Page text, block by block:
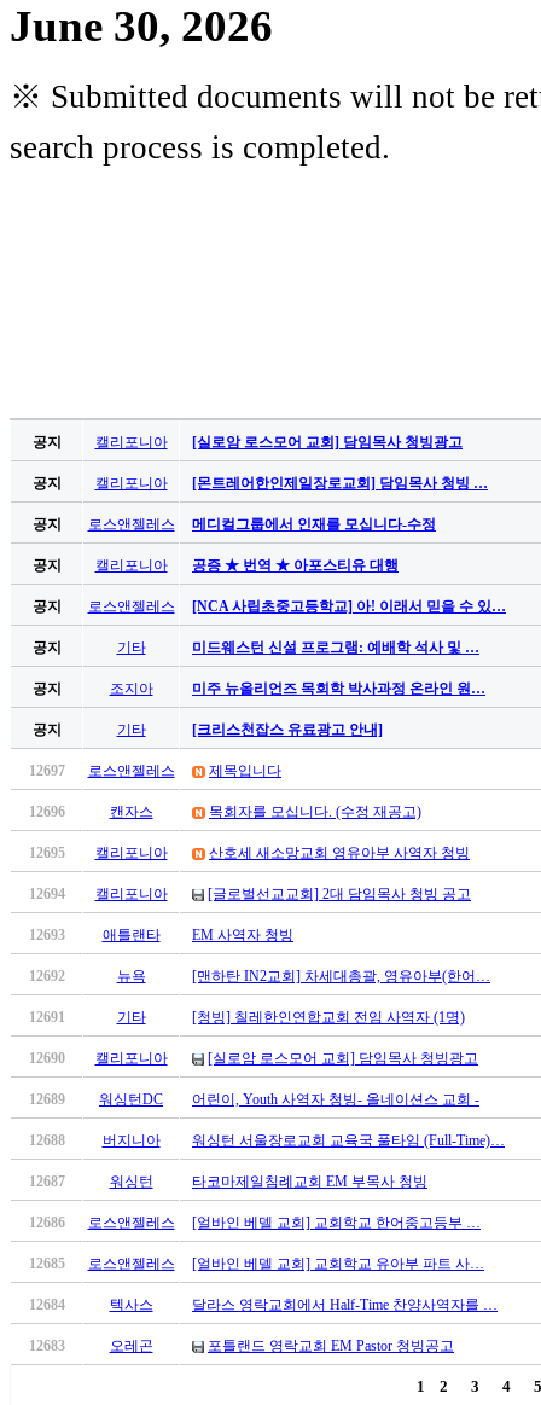
June 30, 2026
※ Submitted documents will not be
search process is completed.
공지 캘리포니아 [실로암 로스모어 교회] 담임목사 청빙광고
공지 캘리포니아 [몬트레어한인제일장로교회] 담임목사 청빙 …
공지 로스앤젤레스 메디컬그룹에서 인재를 모십니다-수정
공지 캘리포니아 공증 ★ 번역 ★ 아포스티유 대행
공지 로스앤젤레스 [NCA 사립초중고등학교] 아! 이래서 믿을 수 있…
공지 기타 미드웨스턴 신설 프로그램: 예배학 석사 및 …
공지 조지아 미주 뉴올리언즈 목회학 박사과정 온라인 원…
공지 기타 [크리스천잡스 유료광고 안내]
12697 로스앤젤레스 제목입니다
12696 캔자스 목회자를 모십니다. (수정 재공고)
12695 캘리포니아 산호세 새소망교회 영유아부 사역자 청빙
12694 캘리포니아 [글로벌선교교회] 2대 담임목사 청빙 공고
12693 애틀랜타 EM 사역자 청빙
12692 뉴욕 [맨하탄 IN2교회] 차세대총괄, 영유아부(한어…
12691 기타 [청빙] 칠레한인연합교회 전임 사역자 (1명)
12690 캘리포니아 [실로암 로스모어 교회] 담임목사 청빙광고
12689 워싱턴DC 어린이, Youth 사역자 청빙- 올네이션스 교회 -
12688 버지니아 워싱턴 서울장로교회 교육국 풀타임 (Full-Time)…
12687 워싱턴 타코마제일침례교회 EM 부목사 청빙
12686 로스앤젤레스 [얼바인 베델 교회] 교회학교 한어중고등부 …
12685 로스앤젤레스 [얼바인 베델 교회] 교회학교 유아부 파트 사…
12684 텍사스 달라스 영락교회에서 Half-Time 찬양사역자를 …
12683 오레곤 포틀랜드 영락교회 EM Pastor 청빙공고
1 2 3 4 5